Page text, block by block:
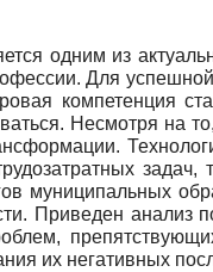
одним из
Для
компетенция
Несмотря на
муниципальных
Приведен анализ
их негативных